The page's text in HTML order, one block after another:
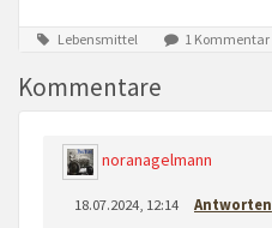
Lebensmittel 1 Kommentar
Kommentare
noranagelmann
18.07.2024, 12:14 Antworten